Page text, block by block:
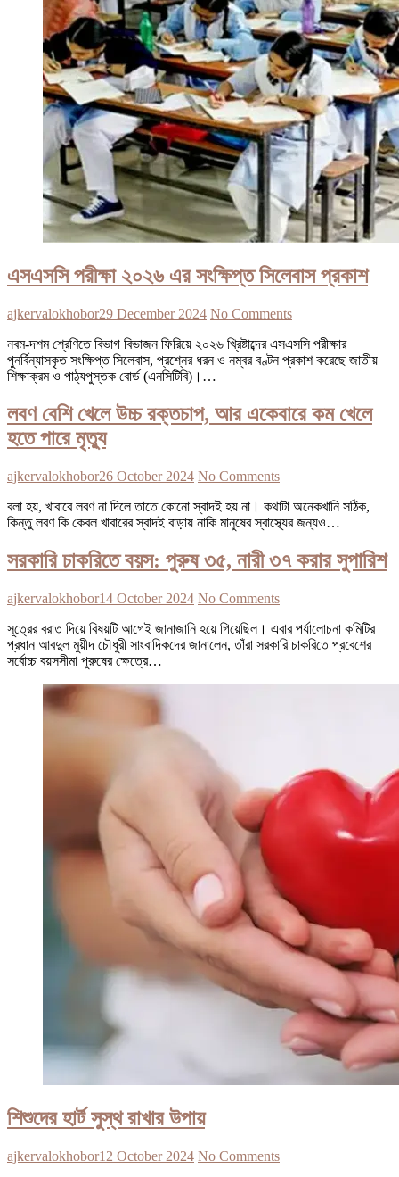
এসএসসি পরীক্ষা ২০২৬ এর সংক্ষিপ্ত সিলেবাস প্রকাশ
ajkervalokhobor29 December 2024 No Comments
নবম-দশম শ্রেণিতে বিভাগ বিভাজন ফিরিয়ে ২০২৬ খ্রিষ্টাব্দের এসএসসি পরীক্ষার
পুনর্বিন্যাসকৃত সংক্ষিপ্ত সিলেবাস, প্রশ্নের ধরন ও নম্বর বণ্টন প্রকাশ করেছে জাতীয়
শিক্ষাক্রম ও পাঠ্যপুস্তক বোর্ড (এনসিটিবি)।…
লবণ বেশি খেলে উচ্চ রক্তচাপ, আর একেবারে কম খেলে
হতে পারে মৃত্যু
ajkervalokhobor26 October 2024 No Comments
বলা হয়, খাবারে লবণ না দিলে তাতে কোনো স্বাদই হয় না। কথাটা অনেকখানি সঠিক,
কিন্তু লবণ কি কেবল খাবারের স্বাদই বাড়ায় নাকি মানুষের স্বাস্থ্যের জন্যও…
সরকারি চাকরিতে বয়স: পুরুষ ৩৫, নারী ৩৭ করার সুপারিশ
ajkervalokhobor14 October 2024 No Comments
সূত্রের বরাত দিয়ে বিষয়টি আগেই জানাজানি হয়ে গিয়েছিল। এবার পর্যালোচনা কমিটির
প্রধান আবদুল মুয়ীদ চৌধুরী সাংবাদিকদের জানালেন, তাঁরা সরকারি চাকরিতে প্রবেশের
সর্বোচ্চ বয়সসীমা পুরুষের ক্ষেত্রে…
শিশুদের হার্ট সুস্থ রাখার উপায়
ajkervalokhobor12 October 2024 No Comments